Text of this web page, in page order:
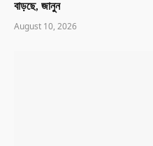
বাড়ছে, জানুন
August 10, 2026